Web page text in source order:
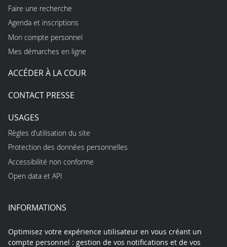
Faire une recherche
Agenda et inscriptions
Mon compte personnel
Mes démarches en ligne
ACCÉDER À LA COUR
CONTACT PRESSE
USAGES
Règles d’utilisation du site
Protection des données personnelles
Accessibilité non conforme
Open data et API
INFORMATIONS
Optimisez votre expérience utilisateur en vous créant un
compte personnel : gestion de vos notifications et de vos